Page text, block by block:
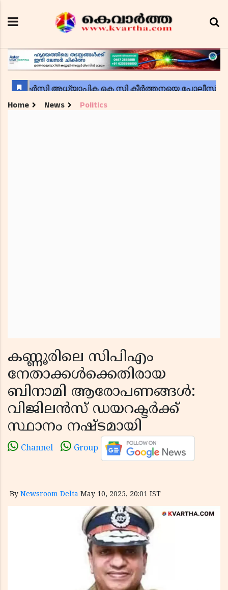
Home News Politics
കണ്ണൂരിലെ സിപിഎം
നേതാക്കൾക്കെതിരായ
ബിനാമി ആരോപണങ്ങൾ:
വിജിലൻസ് ഡയറക്ടർക്ക്
സ്ഥാനം നഷ്ടമായി
Channel Group
By Newsroom Delta May 10, 2025, 20:01 IST